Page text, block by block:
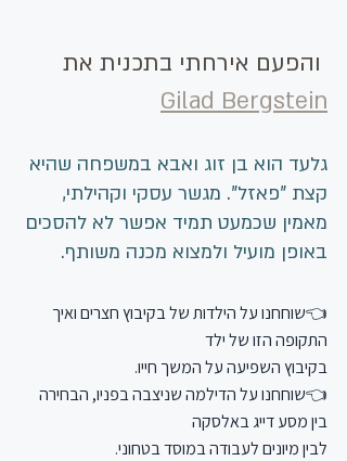
Gilad Bergstein
גלעד הוא בן זוג ואבא במשפחה שהיא
קצת "פאזל". מגשר עסקי וקהילתי,
מאמין שכמעט תמיד אפשר לא להסכים
באופן מועיל ולמצוא מכנה משותף.
👈שוחחנו על הילדות של בקיבוץ חצרים ואיך
התקופה הזו של ילד
בקיבוץ השפיעה על המשך חייו.
👈שוחחנו על הדילמה שניצבה בפניו, הבחירה
בין מסע דייג באלסקה
לבין מיונים לעבודה במוסד בטחוני.